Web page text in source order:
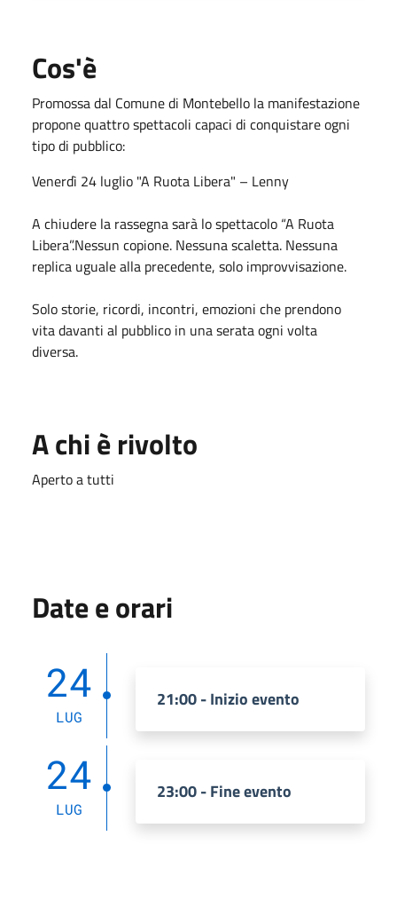
Cos'è
Promossa dal Comune di Montebello la manifestazione
propone quattro spettacoli capaci di conquistare ogni
tipo di pubblico:
Venerdì 24 luglio "A Ruota Libera" – Lenny
A chiudere la rassegna sarà lo spettacolo “A Ruota
Libera”.Nessun copione. Nessuna scaletta. Nessuna
replica uguale alla precedente, solo improvvisazione.
Solo storie, ricordi, incontri, emozioni che prendono
vita davanti al pubblico in una serata ogni volta
diversa.
A chi è rivolto
Aperto a tutti
Date e orari
24
LUG
21:00 - Inizio evento
24
LUG
23:00 - Fine evento